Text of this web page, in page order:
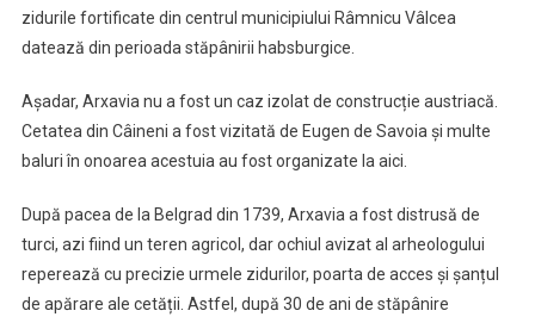
zidurile fortificate din centrul municipiului Râmnicu Vâlcea
datează din perioada stăpânirii habsburgice.
Așadar, Arxavia nu a fost un caz izolat de construcție austriacă.
Cetatea din Câineni a fost vizitată de Eugen de Savoia și multe
baluri în onoarea acestuia au fost organizate la aici.
După pacea de la Belgrad din 1739, Arxavia a fost distrusă de
turci, azi fiind un teren agricol, dar ochiul avizat al arheologului
reperează cu precizie urmele zidurilor, poarta de acces și șanțul
de apărare ale cetății. Astfel, după 30 de ani de stăpânire